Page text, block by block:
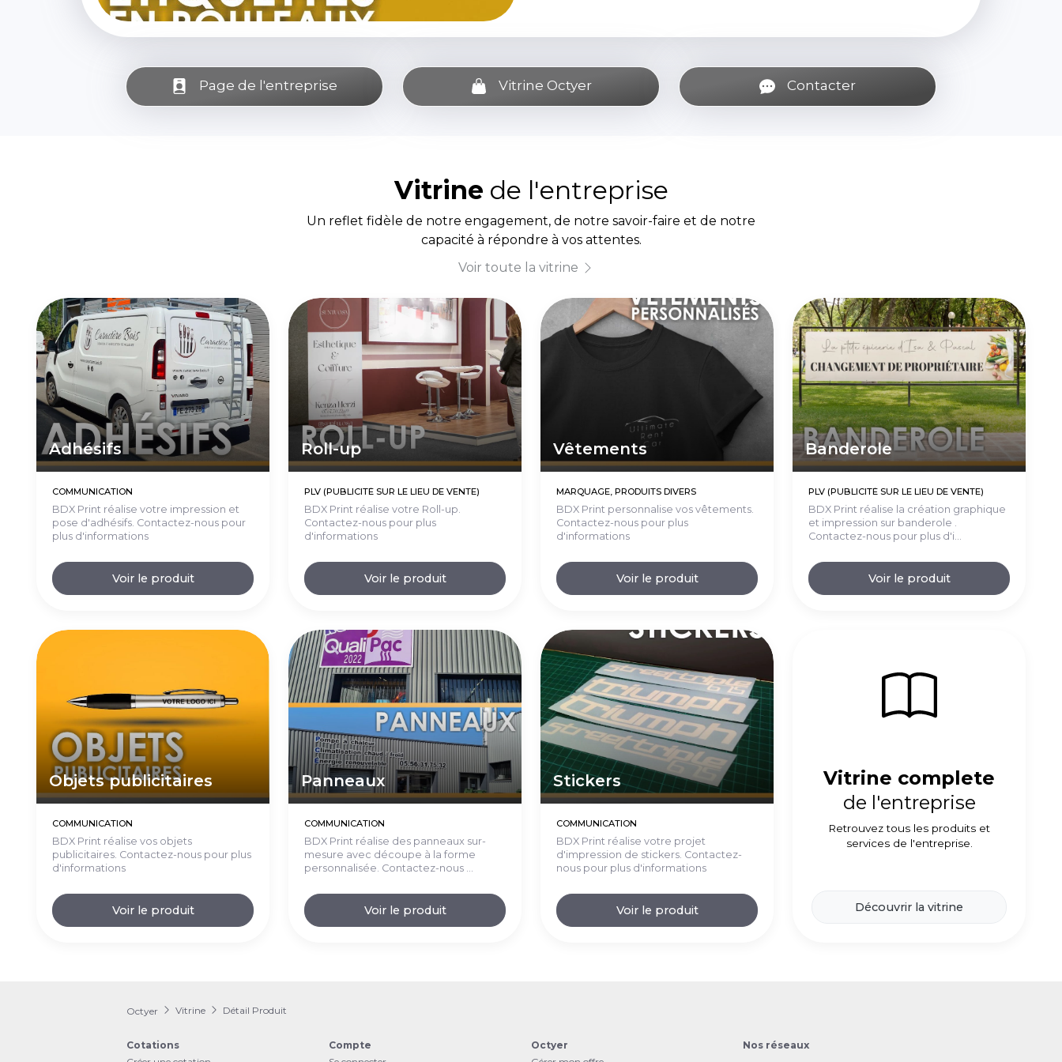
Page de l'entreprise Vitrine Octyer Contacter
Vitrine de l'entreprise
Un reflet fidèle de notre engagement, de notre savoir-faire et de notre
capacité à répondre à vos attentes.
Voir toute la vitrine
Adhésifs
COMMUNICATION
BDX Print réalise votre impression et
pose d'adhésifs. Contactez-nous pour
plus d'informations
Voir le produit
Roll-up
PLV (PUBLICITÉ SUR LE LIEU DE VENTE)
BDX Print réalise votre Roll-up.
Contactez-nous pour plus
d'informations
Voir le produit
Vêtements
MARQUAGE, PRODUITS DIVERS
BDX Print personnalise vos vêtements.
Contactez-nous pour plus
d'informations
Voir le produit
Banderole
PLV (PUBLICITÉ SUR LE LIEU DE VENTE)
BDX Print réalise la création graphique
et impression sur banderole .
Contactez-nous pour plus d'i...
Voir le produit
Objets publicitaires
COMMUNICATION
BDX Print réalise vos objets
publicitaires. Contactez-nous pour plus
d'informations
Voir le produit
Panneaux
COMMUNICATION
BDX Print réalise des panneaux sur-
mesure avec découpe à la forme
personnalisée. Contactez-nous ...
Voir le produit
Stickers
COMMUNICATION
BDX Print réalise votre projet
d'impression de stickers. Contactez-
nous pour plus d'informations
Voir le produit
Vitrine complete
de l'entreprise
Retrouvez tous les produits et
services de l'entreprise.
Découvrir la vitrine
Octyer Vitrine Détail Produit
Cotations
Compte
Octyer
Nos réseaux